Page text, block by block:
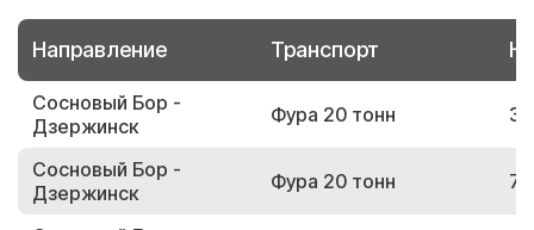
Направление Транспорт
Сосновый Бор -
Дзержинск
Фура 20 тонн
Сосновый Бор -
Дзержинск
Фура 20 тонн